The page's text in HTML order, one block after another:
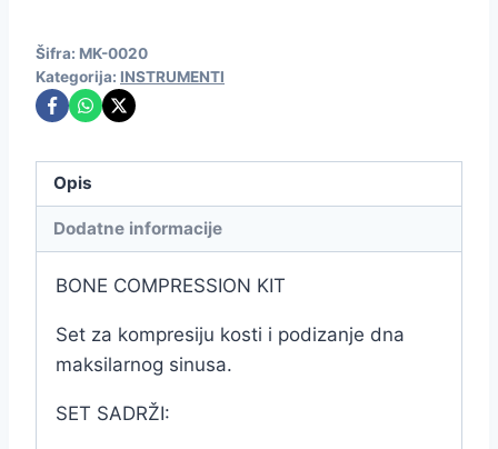
Šifra: MK-0020
Kategorija: INSTRUMENTI
Opis
Dodatne informacije
BONE COMPRESSION KIT
Set za kompresiju kosti i podizanje dna
maksilarnog sinusa.
SET SADRŽI: